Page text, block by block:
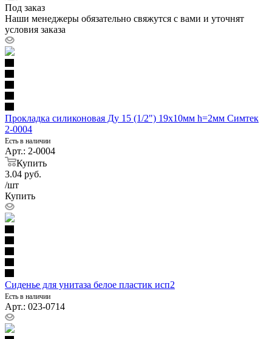
Под заказ
Наши менеджеры обязательно свяжутся с вами и уточнят
условия заказа
Прокладка силиконовая Ду 15 (1/2") 19х10мм h=2мм Симтек
2-0004
Есть в наличии
Арт.: 2-0004
Купить
3.04 руб.
/шт
Купить
Сиденье для унитаза белое пластик исп2
Есть в наличии
Арт.: 023-0714